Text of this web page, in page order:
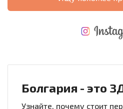
Болгария - это
Узнайте, почему стоит